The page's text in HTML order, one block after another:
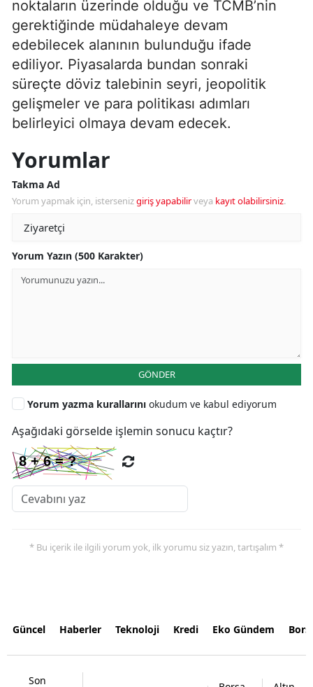
noktaların üzerinde olduğu ve TCMB’nin
gerektiğinde müdahaleye devam
edebilecek alanının bulunduğu ifade
ediliyor. Piyasalarda bundan sonraki
süreçte döviz talebinin seyri, jeopolitik
gelişmeler ve para politikası adımları
belirleyici olmaya devam edecek.
Yorumlar
Takma Ad
Yorum yapmak için, istersenizgiriş yapabilirveya kayıt olabilirsiniz.
Yorum Yazın (500 Karakter)
GÖNDER
Yorum yazma kurallarını okudum ve kabul ediyorum
Aşağıdaki görselde işlemin sonucu kaçtır?
* Bu içerik ile ilgili yorum yok, ilk yorumu siz yazın, tartışalım *
Güncel Haberler Teknoloji Kredi Eko Gündem
Son